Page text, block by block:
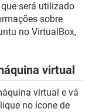
será utilizado
sobre
no VirtualBox,
virtual
virtual e vá
no ícone de